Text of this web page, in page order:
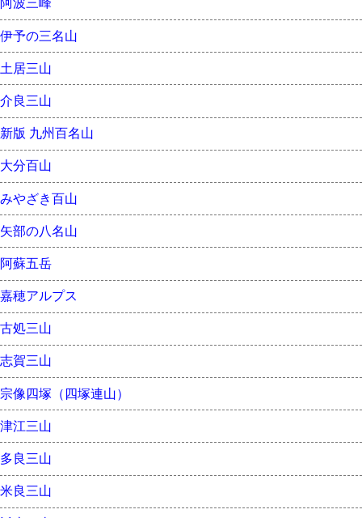
阿波三峰
伊予の三名山
土居三山
介良三山
新版 九州百名山
大分百山
みやざき百山
矢部の八名山
阿蘇五岳
嘉穂アルプス
古処三山
志賀三山
宗像四塚（四塚連山）
津江三山
多良三山
米良三山